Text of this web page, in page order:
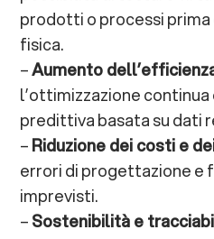
prodotti o processi
fisica.
–Aumento
l’ottimizzazione
predittiva basata su dati
–Riduzione dei costi e
errori di progettazione e
imprevisti.
–Sostenibilità e